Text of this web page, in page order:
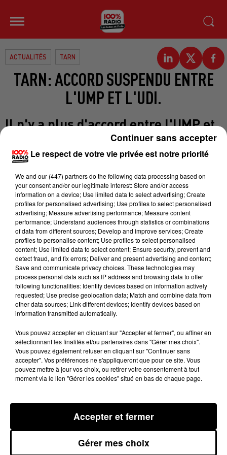
ACTUALITÉS TARN
TARN: ACCORD SUSPENDU ENTRE
L'UMP ET L'UDI.
Il n'y a plus d'accord entre l'UMP et
l'UDI dans le TARN. Le président de
l'UMP dans le département,
Bernard CARAYON, a annoncé hier
matin que l'accord avec les
centristes était suspendu suite aux
élections sénatoriales de dimanche.
Jacques THOUROUDE en effet, n'a
pas été élu et selon Bernard
CARAYON, certains élus centristes
n'ont pas joué le jeu entre les deux
tours entraînant l'élection du
candidat PS Thierry CARCENAC.
On écoute Bernard CARAYON.
Publié : 30 septembre 2014 à 8h14
MENTIONS LÉGALES
Le respect de votre vie privée est notre priorité
We and our (447) partnersdo the following data processing based on
your consent and/or our legitimate interest: Store and/or access
information on a device; Use limited data to select advertising; Create
profiles for personalised advertising; Use profiles to select personalised
advertising; Measure advertising performance; Measure content
performance; Understand audiences through statistics or combinations
of data from different sources; Develop and improve services; Create
profiles to personalise content; Use profiles to select personalised
content; Use limited data to select content; Ensure security, prevent and
detect fraud, and fix errors; Deliver and present advertising and content;
Save and communicate privacy choices. These technologies may
process personal data such as IP address and browsing data to offer
following functionalities: Identify devices based on information actively
requested; Use precise geolocation data; Match and combine data from
other data sources; Link different devices; Identify devices based on
information transmitted automatically.
Vous pouvez accepter en cliquant sur "Accepter et fermer", ou affiner en
sélectionnant les finalités et/ou partenaires dans "Gérer mes choix".
Vous pouvez également refuser en cliquant sur "Continuer sans
accepter". Vos préférences ne s'appliqueront que pour ce site. Vous
pouvez mettre à jour vos choix, ou retirer votre consentement à tout
moment via le lien "Gérer les cookies" situé en bas de chaque page.
Gérer mes choix
Accepter et fermer
Continuer sans accepter